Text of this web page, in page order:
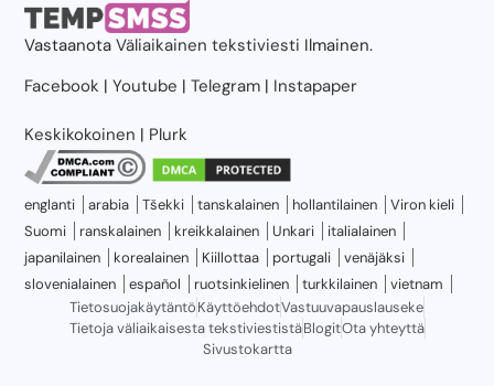
VastaanotaVäliaikainen tekstiviesti Ilmainen.
Facebook |Youtube |Telegram | Instapaper
Keskikokoinen | Plurk
englanti arabia Tšekki tanskalainen hollantilainen
Viron kieli
Suomi
ranskalainen kreikkalainen Unkari
italialainen
japanilainen
korealainen Kiillottaa portugali
venäjäksi
slovenialainen
español ruotsinkielinen turkkilainen
vietnam
TietosuojakäytäntöKäyttöehdotVastuuvapauslauseke
Tietoja väliaikaisesta tekstiviestistäBlogitOta yhteyttä
Sivustokartta